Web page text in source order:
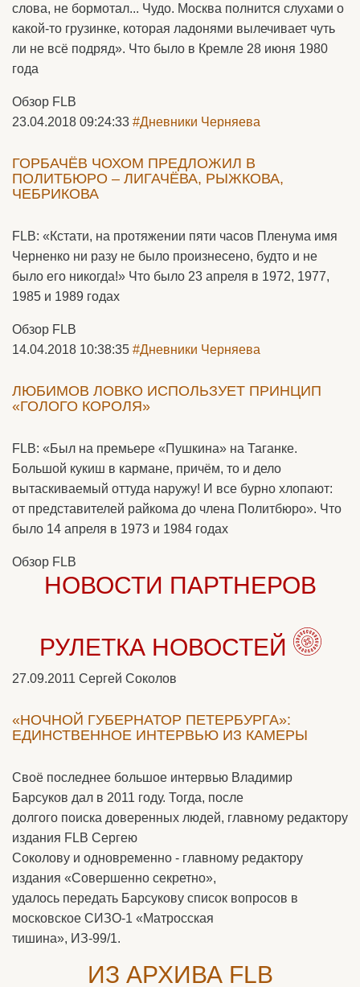
слова, не бормотал... Чудо. Москва полнится слухами о
какой-то грузинке, которая ладонями вылечивает чуть
ли не всё подряд». Что было в Кремле 28 июня 1980
года
Обзор FLB
23.04.2018 09:24:33 #Дневники Черняева
ГОРБАЧЁВ ЧОХОМ ПРЕДЛОЖИЛ В
ПОЛИТБЮРО – ЛИГАЧЁВА, РЫЖКОВА,
ЧЕБРИКОВА
FLB: «Кстати, на протяжении пяти часов Пленума имя
Черненко ни разу не было произнесено, будто и не
было его никогда!» Что было 23 апреля в 1972, 1977,
1985 и 1989 годах
Обзор FLB
14.04.2018 10:38:35 #Дневники Черняева
ЛЮБИМОВ ЛОВКО ИСПОЛЬЗУЕТ ПРИНЦИП
«ГОЛОГО КОРОЛЯ»
FLB: «Был на премьере «Пушкина» на Таганке.
Большой кукиш в кармане, причём, то и дело
вытаскиваемый оттуда наружу! И все бурно хлопают:
от представителей райкома до члена Политбюро». Что
было 14 апреля в 1973 и 1984 годах
Обзор FLB
НОВОСТИ ПАРТНЕРОВ
РУЛЕТКА НОВОСТЕЙ
27.09.2011 Сергей Соколов
«НОЧНОЙ ГУБЕРНАТОР ПЕТЕРБУРГА»:
ЕДИНСТВЕННОЕ ИНТЕРВЬЮ ИЗ КАМЕРЫ
Своё последнее большое интервью Владимир
Барсуков дал в 2011 году. Тогда, после
долгого поиска доверенных людей, главному редактору
издания FLB Сергею
Соколову и одновременно - главному редактору
издания «Совершенно секретно»,
удалось передать Барсукову список вопросов в
московское СИЗО-1 «Матросская
тишина», ИЗ-99/1.
ИЗ АРХИВА FLB